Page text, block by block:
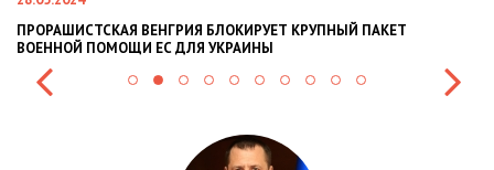
ПРОРАШИСТСКАЯ ВЕНГРИЯ БЛОКИРУЕТ КРУПНЫЙ ПАКЕТ
ВОЕННОЙ ПОМОЩИ ЕС ДЛЯ УКРАИНЫ